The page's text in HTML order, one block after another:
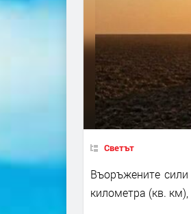
Светът
Въоръжените
километра (кв.